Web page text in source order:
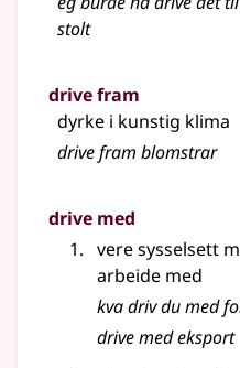
stolt
drive fram
dyrke i kunstig klima
drive fram blomstrar
drive med
vere sysselsett
arbeide med
kva driv du med
drive med eksport